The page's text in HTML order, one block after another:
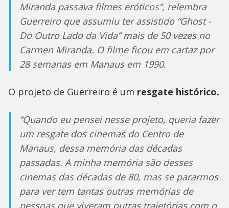
Miranda passava filmes eróticos”, relembra
Guerreiro que assumiu ter assistido “Ghost -
Do Outro Lado da Vida” mais de 50 vezes no
Carmen Miranda. O filme ficou em cartaz por
28 semanas em Manaus em 1990.
O projeto de Guerreiro é um resgate histórico.
“Quando eu pensei nesse projeto, queria fazer
um resgate dos cinemas do Centro de
Manaus, dessa memória das décadas
passadas. A minha memória são desses
cinemas das décadas de 80, mas se pararmos
para ver tem tantas outras memórias de
pessoas que viveram outras trajetórias com o